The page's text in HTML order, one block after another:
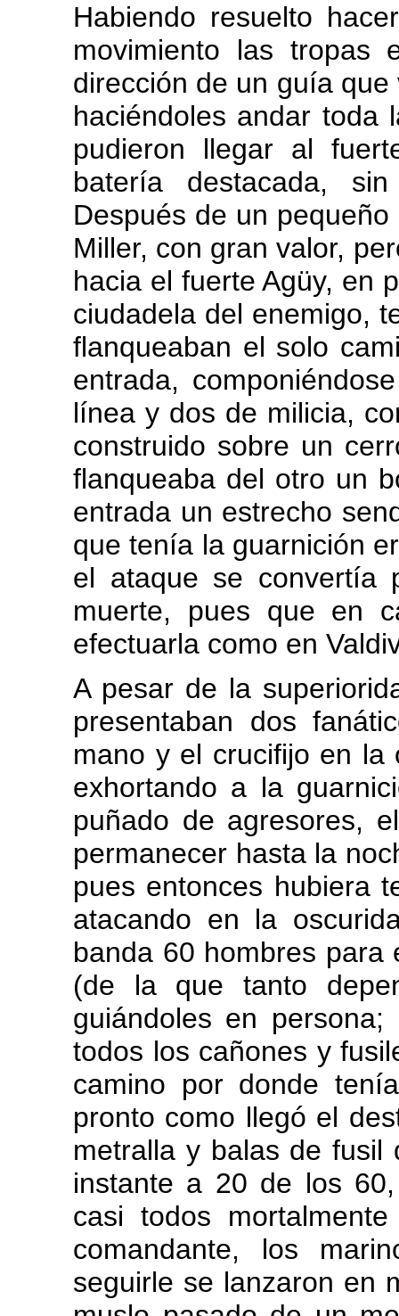
Habiendo resuelto
movimiento las tropas
dirección de un guía
haciéndoles andar toda
pudieron llegar al
batería destacada,
Después de un
Miller, con gran valor,
hacia el fuerte Agüy, en
ciudadela del enemigo,
flanqueaban el solo
entrada,
línea y dos de milicia,
construido sobre un
flanqueaba del otro un
entrada un estrecho
que tenía la guar­nición
el ataque se convertía
muerte, pues que en
efectuarla como en
A pesar de la
presentaban dos
mano y el crucifijo en la
exhortando a la
puñado de agresores,
permanecer hasta la
pues entonces hubiera
atacando en la
banda 60 hombres para
(de la que tanto
guiándoles en
todos los cañones y
camino por donde
pronto como llegó el
metralla y balas de
instante a 20 de los
casi todos
comandante, los
seguirle se lanzaron en